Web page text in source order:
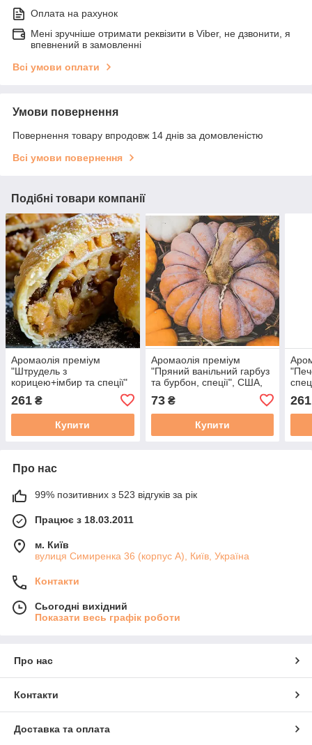
Оплата на рахунок
Мені зручніше отримати реквізити в Viber, не дзвонити, я
впевнений в замовленні
Всі умови оплати
Умови повернення
Повернення товару впродовж 14 днів за домовленістю
Всі умови повернення
Подібні товари компанії
Аромаолія преміум
"Штрудель з
корицею+імбир та спеції"
США. Заводська уп. 28 г,
"Strudel and Spice". Candle
Science
261 ₴
Купити
Аромаолія преміум
"Пряний ванільний гарбуз
та бурбон, спеції", США,
Pumpkin“. Midwest
73₴
Купити
261
Про нас
99% позитивних з 523 відгуків за рік
Працює з 18.03.2011
м. Київ
вулиця Симиренка 36 (корпус А), Київ, Україна
Контакти
Сьогодні вихідний
Показати весь графік роботи
Про нас
Контакти
Доставка та оплата